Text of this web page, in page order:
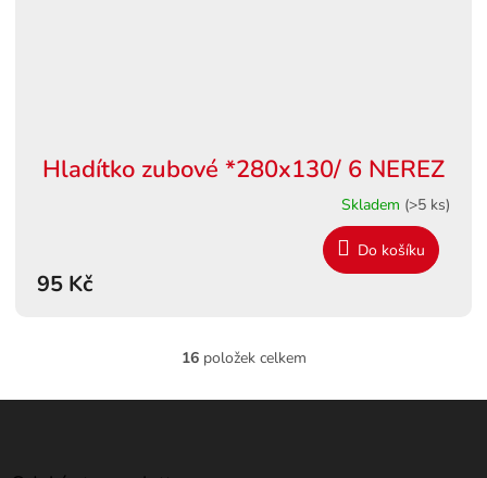
Hladítko zubové *280x130/ 6 NEREZ
Skladem (>5 ks)
95 Kč
Do košíku
O
l
16položek celkem
Z